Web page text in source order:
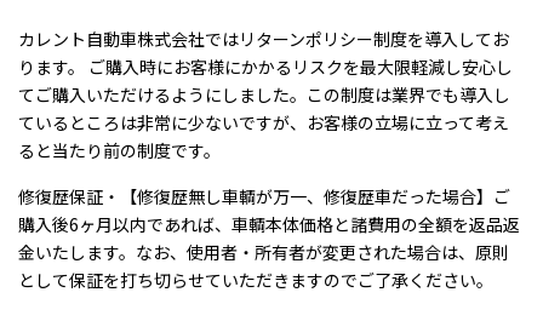
カレント自動車株式会社ではリターンポリシー制度を導入してお
ります。 ご購入時にお客様にかかるリスクを最大限軽減し安心し
てご購入いただけるようにしました。この制度は業界でも導入し
ているところは非常に少ないですが、お客様の立場に立って考え
ると当たり前の制度です。
修復歴保証・【修復歴無し車輌が万一、修復歴車だった場合】ご
購入後6ヶ月以内であれば、車輌本体価格と諸費用の全額を返品返
金いたします。なお、使用者・所有者が変更された場合は、原則
として保証を打ち切らせていただきますのでご了承ください。